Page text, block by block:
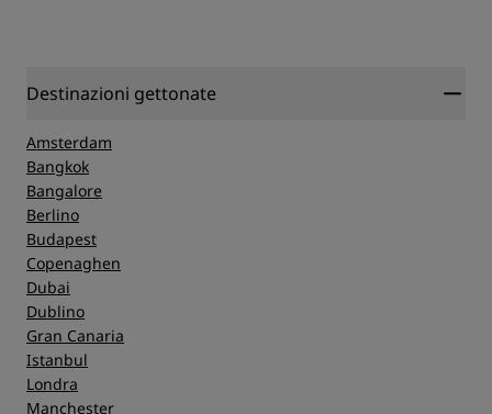
Destinazioni gettonate
Amsterdam
Bangkok
Bangalore
Berlino
Budapest
Copenaghen
Dubai
Dublino
Gran Canaria
Istanbul
Londra
Manchester